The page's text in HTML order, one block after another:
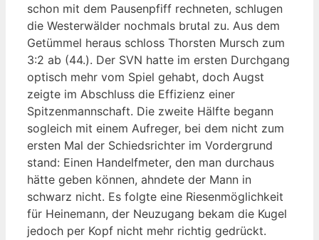
schon mit dem Pausenpfiff rechneten, schlugen
die Westerwälder nochmals brutal zu. Aus dem
Getümmel heraus schloss Thorsten Mursch zum
3:2 ab (44.). Der SVN hatte im ersten Durchgang
optisch mehr vom Spiel gehabt, doch Augst
zeigte im Abschluss die Effizienz einer
Spitzenmannschaft. Die zweite Hälfte begann
sogleich mit einem Aufreger, bei dem nicht zum
ersten Mal der Schiedsrichter im Vordergrund
stand: Einen Handelfmeter, den man durchaus
hätte geben können, ahndete der Mann in
schwarz nicht. Es folgte eine Riesenmöglichkeit
für Heinemann, der Neuzugang bekam die Kugel
jedoch per Kopf nicht mehr richtig gedrückt.